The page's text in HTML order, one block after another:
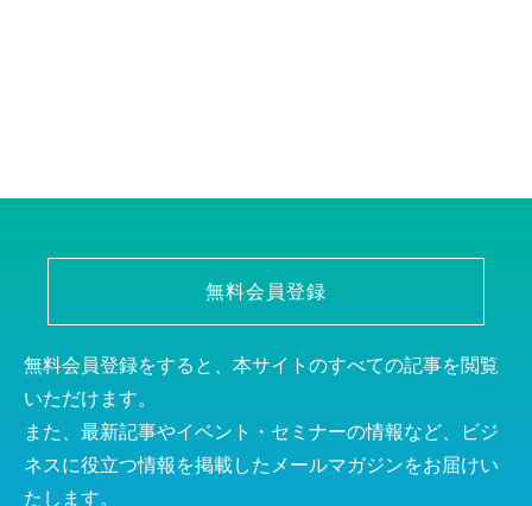
無料会員登録
無料会員登録をすると、本サイトのすべての記事を閲覧
いただけます。
また、最新記事やイベント・セミナーの情報など、ビジ
ネスに役立つ情報を掲載したメールマガジンをお届けい
たします。